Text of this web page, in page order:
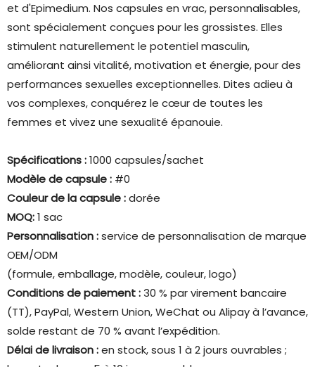
et d'Epimedium. Nos capsules en vrac, personnalisables,
sont spécialement conçues pour les grossistes. Elles
stimulent naturellement le potentiel masculin,
améliorant ainsi vitalité, motivation et énergie, pour des
performances sexuelles exceptionnelles. Dites adieu à
vos complexes, conquérez le cœur de toutes les
femmes et vivez une sexualité épanouie.
Spécifications :1000 capsules/sachet
Modèle de capsule : #0
Couleur de la capsule :dorée
MOQ:1 sac
Personnalisation :service de personnalisation de marque
OEM/ODM
(formule, emballage, modèle, couleur, logo)
Conditions de paiement :30 % par virement bancaire
(TT), PayPal, Western Union, WeChat ou Alipay à l’avance,
solde restant de 70 % avant l’expédition.
Délai de livraison :en stock, sous 1 à 2 jours ouvrables ;